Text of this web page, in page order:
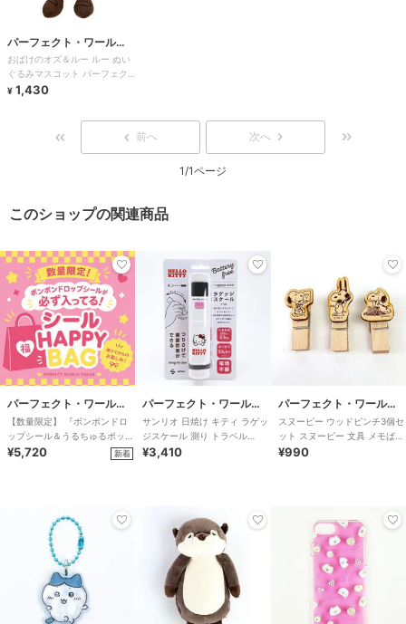
パーフェクト・ワール
ド・トーキョー
おばけのオズ＆ルー ルー ぬい
ぐるみマスコット パーフェク
トワールドトーキョー
¥ 1,430
前へ 次へ
1/1ページ
このショップの関連商品
パーフェクト・ワールド・トーキョー
【数量限定】 『ボンボンドロ
ップシール＆うるちゅるポップ
シール絶対入ります！』
¥5,720 新着
パーフェクト・ワールド・トーキョー
サンリオ 日焼け キティ ラゲッ
ジスケール 測り トラベル
Sanrio
¥3,410
パーフェクト・ワールド・トーキョー
スヌーピー ウッドピンチ3個セ
ット スヌーピー 文具 メモばさ
み インテリア オフィス
¥990